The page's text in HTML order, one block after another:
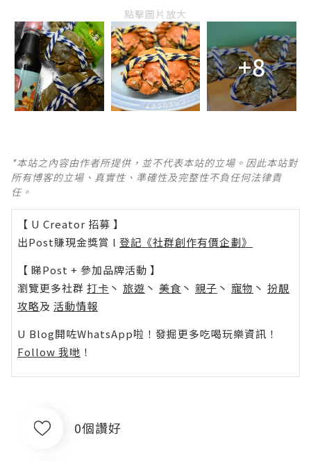
點擊圖片放大
+8
*本站之內容由作者所提供，並不代表本站的立場。因此本站對
所有博客的立場、真實性、準確性及完整性不負任何法律責
任。
【 U Creator 招募 】
出Post賺現金獎賞 l 登記《社群創作有價企劃》
【 睇Post + 參加品牌活動 】
瀏覽更多社群 打卡 丶 旅遊 丶 美食 丶 親子 丶 寵物 丶 扮靚
攻略及 活動情報
U Blog開咗WhatsApp啦！發掘更多吃喝玩樂資訊！
Follow 我哋 ！
0個讚好